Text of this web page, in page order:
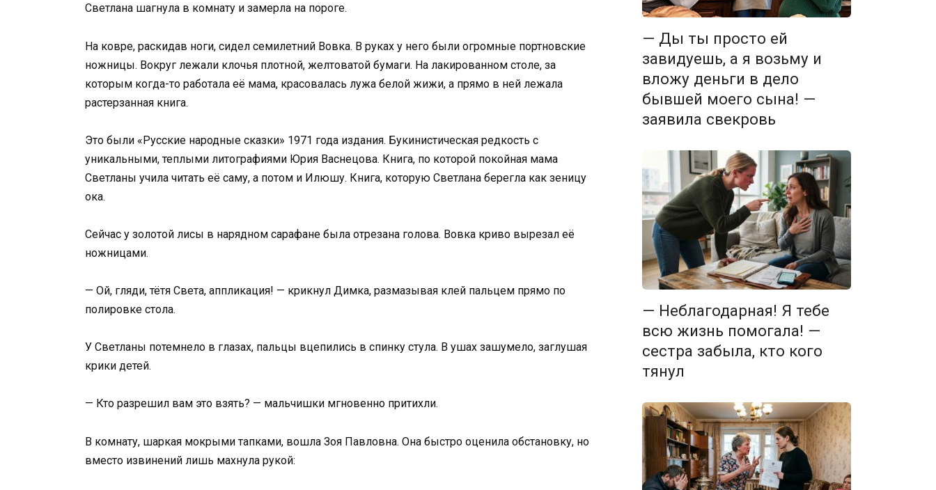
Светлана шагнула в комнату и замерла на пороге.
На ковре, раскидав ноги, сидел семилетний Вовка. В руках у него были огромные портновские
ножницы. Вокруг лежали клочья плотной, желтоватой бумаги. На лакированном столе, за
которым когда-то работала её мама, красовалась лужа белой жижи, а прямо в ней лежала
растерзанная книга.
Это были «Русские народные сказки» 1971 года издания. Букинистическая редкость с
уникальными, теплыми литографиями Юрия Васнецова. Книга, по которой покойная мама
Светланы учила читать её саму, а потом и Илюшу. Книга, которую Светлана берегла как зеницу
ока.
Сейчас у золотой лисы в нарядном сарафане была отрезана голова. Вовка криво вырезал её
ножницами.
— Ой, гляди, тётя Света, аппликация! — крикнул Димка, размазывая клей пальцем прямо по
полировке стола.
У Светланы потемнело в глазах, пальцы вцепились в спинку стула. В ушах зашумело, заглушая
крики детей.
— Кто разрешил вам это взять? — мальчишки мгновенно притихли.
В комнату, шаркая мокрыми тапками, вошла Зоя Павловна. Она быстро оценила обстановку, но
вместо извинений лишь махнула рукой:
— Ды ты просто ей
завидуешь, а я возьму и
вложу деньги в дело
бывшей моего сына! —
заявила свекровь
— Неблагодарная! Я тебе
всю жизнь помогала! —
сестра забыла, кто кого
тянул